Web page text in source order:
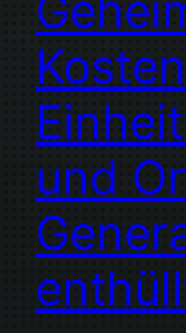
und